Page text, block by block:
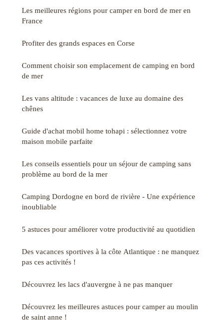
Les meilleures régions pour camper en bord de mer en
France
Profiter des grands espaces en Corse
Comment choisir son emplacement de camping en bord
de mer
Les vans altitude : vacances de luxe au domaine des
chênes
Guide d'achat mobil home tohapi : sélectionnez votre
maison mobile parfaite
Les conseils essentiels pour un séjour de camping sans
problème au bord de la mer
Camping Dordogne en bord de rivière - Une expérience
inoubliable
5 astuces pour améliorer votre productivité au quotidien
Des vacances sportives à la côte Atlantique : ne manquez
pas ces activités !
Découvrez les lacs d'auvergne à ne pas manquer
Découvrez les meilleures astuces pour camper au moulin
de saint anne !